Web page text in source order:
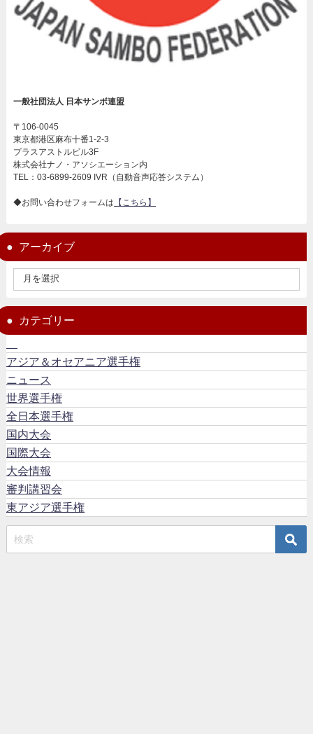
一般社団法人 日本サンボ連盟
〒106-0045
東京都港区麻布十番1-2-3
プラスアストルビル3F
株式会社ナノ・アソシエーション内
TEL：03-6899-2609 IVR（自動音声応答システム）
◆お問い合わせフォームは 【こちら】
アーカイブ
カテゴリー
アジア＆オセアニア選手権
ニュース
世界選手権
全日本選手権
国内大会
国際大会
大会情報
審判講習会
東アジア選手権